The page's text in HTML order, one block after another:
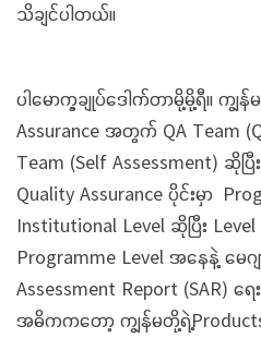
သိချင်ပါတယ်။
ပါမောက္ခချုပ်ဒေါက်တာမို့မို့ရီ။ ကျွ
Assurance အတွက် QA Team
Team (Self Assessment) ဆိုပ
Quality Assurance ပိုင်းမှာ
Institutional Level ဆိုပြီး
Programme Level အနေနဲ့ မေ
Assessment Report (SAR)
အဓိကကတော့ ကျွန်မတို့ရဲ့